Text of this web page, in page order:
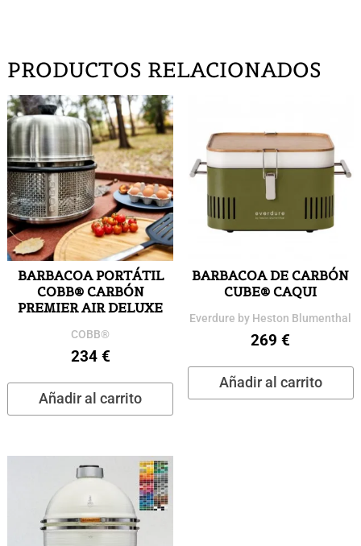
PRODUCTOS RELACIONADOS
BARBACOA PORTÁTIL
COBB® CARBÓN
PREMIER AIR DELUXE
COBB®
234 €
Añadir al carrito
BARBACOA DE CARBÓN
CUBE® CAQUI
Everdure by Heston Blumenthal
269€
Añadir al carrito